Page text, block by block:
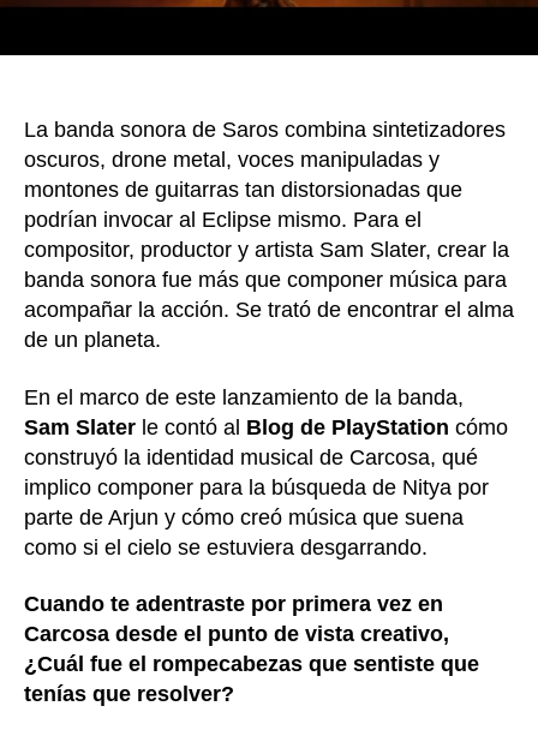
Saros
La banda sonora de Saros combina sintetizadores
oscuros, drone metal, voces manipuladas y
montones de guitarras tan distorsionadas que
podrían invocar al Eclipse mismo. Para el
compositor, productor y artista Sam Slater, crear la
banda sonora fue más que componer música para
acompañar la acción. Se trató de encontrar el alma
de un planeta.
En el marco de este lanzamiento de la banda,
Sam Slater le contó al Blog de PlayStation cómo
construyó la identidad musical de Carcosa, qué
implico componer para la búsqueda de Nitya por
parte de Arjun y cómo creó música que suena
como si el cielo se estuviera desgarrando.
Cuando te adentraste por primera vez en
Carcosa desde el punto de vista creativo,
¿Cuál fue el rompecabezas que sentiste que
tenías que resolver?